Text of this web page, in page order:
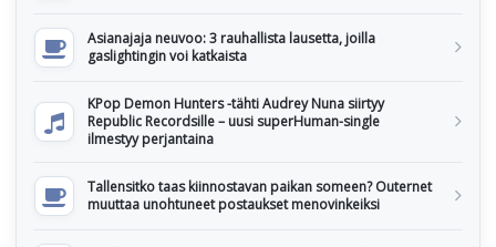
Asianajaja neuvoo: 3 rauhallista lausetta, joilla
gaslightingin voi katkaista
KPop Demon Hunters -tähti Audrey Nuna siirtyy
Republic Recordsille – uusi superHuman-single
ilmestyy perjantaina
Tallensitko taas kiinnostavan paikan someen? Outernet
muuttaa unohtuneet postaukset menovinkeiksi